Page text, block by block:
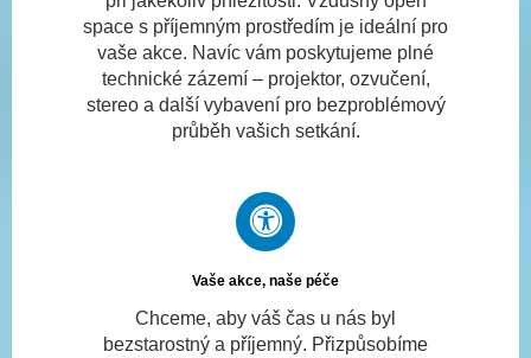
space s příjemným prostředím je ideální pro
vaše akce. Navíc vám poskytujeme plné
technické zázemí – projektor, ozvučení,
stereo a další vybavení pro bezproblémový
průběh vašich setkání.
Vaše akce, naše péče
Chceme, aby váš čas u nás byl
bezstarostný a příjemný. Přizpůsobíme